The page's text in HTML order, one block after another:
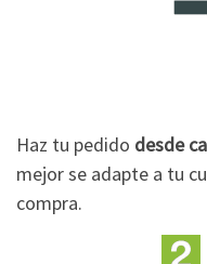
Haz tu pedido desde
mejor se adapte a tu
compra.